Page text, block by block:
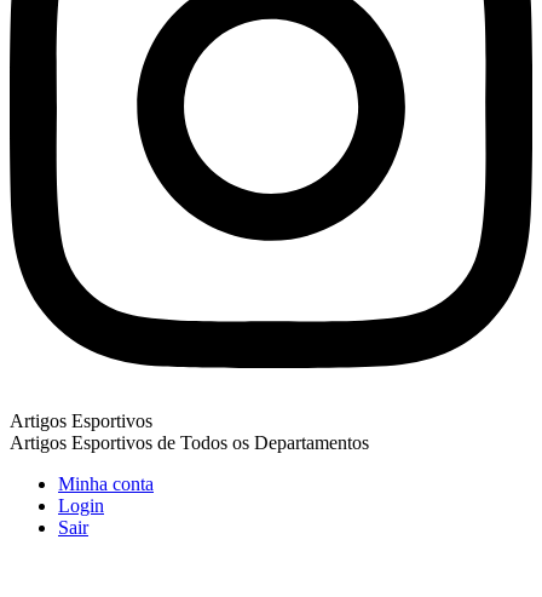
Artigos Esportivos
Artigos Esportivos de Todos os Departamentos
Minha conta
Login
Sair